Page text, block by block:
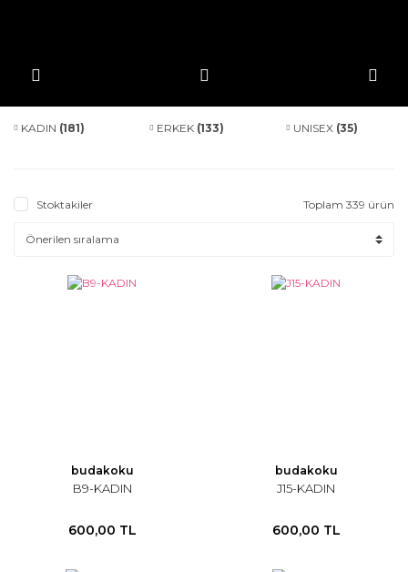
KADIN (181) ERKEK (133) UNISEX (35)
Stoktakiler Toplam 339 ürün
budakoku
B9-KADIN
600,00 TL
budakoku
J15-KADIN
600,00 TL